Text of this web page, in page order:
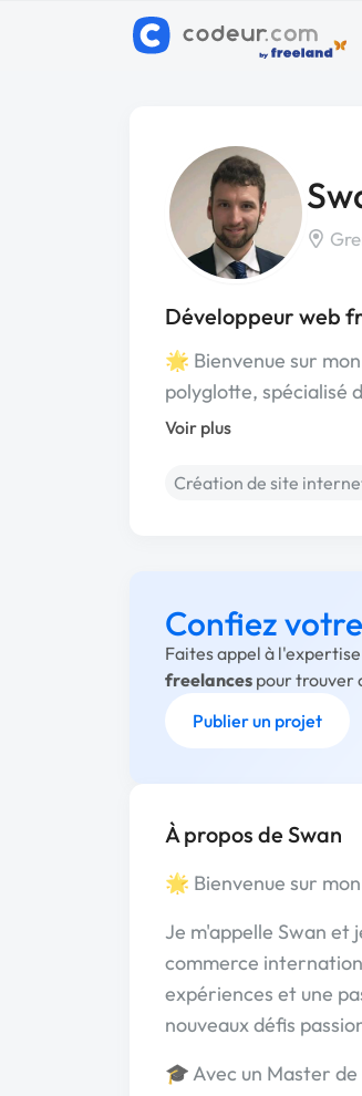
Développeur web
🌟 Bienvenue sur
polyglotte, spécialisé
Voir plus
Création de site
Confiez
Faites appel à
freelances pour trouver
Publier un projet
À propos de Swan
🌟 Bienvenue sur
Je m'appelle Swan et
commerce
expériences et une
nouveaux défis
🎓 Avec un Master